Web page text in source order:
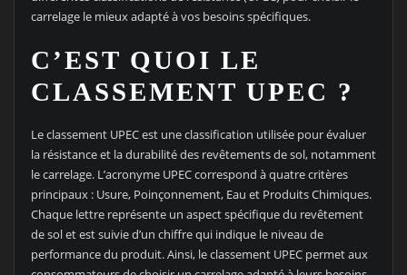
carrelage le mieux adapté à vos besoins spécifiques.
C’EST QUOI LE
CLASSEMENT UPEC ?
Le classement UPEC est une classification utilisée pour évaluer
la résistance et la durabilité des revêtements de sol, notamment
le carrelage. L’acronyme UPEC correspond à quatre critères
principaux : Usure, Poinçonnement, Eau et Produits Chimiques.
Chaque lettre représente un aspect spécifique du revêtement
de sol et est suivie d’un chiffre qui indique le niveau de
performance du produit. Ainsi, le classement UPEC permet aux